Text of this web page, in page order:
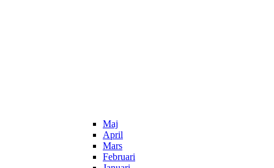
Maj
April
Mars
Februari